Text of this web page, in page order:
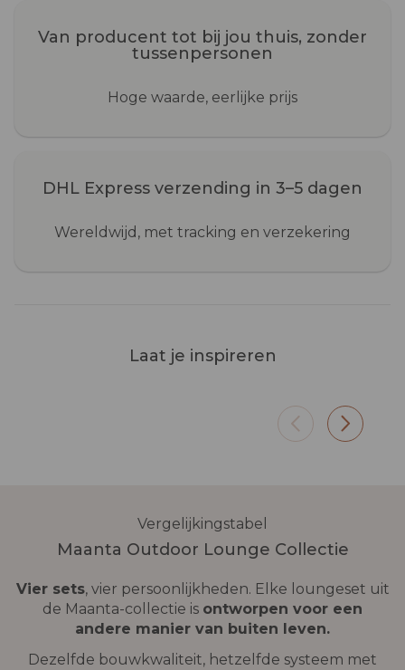
Van producent tot bij jou thuis, zonder
tussenpersonen
Hoge waarde, eerlijke prijs
DHL Express verzending in 3–5 dagen
Wereldwijd, met tracking en verzekering
Laat je inspireren
in de
Vergelijkingstabel
Maanta Outdoor Lounge Collectie
Vier sets, vier persoonlijkheden. Elke loungeset uit
de Maanta-collectie is ontworpen voor een
andere manier van buiten leven.
Dezelfde bouwkwaliteit, hetzelfde systeem met